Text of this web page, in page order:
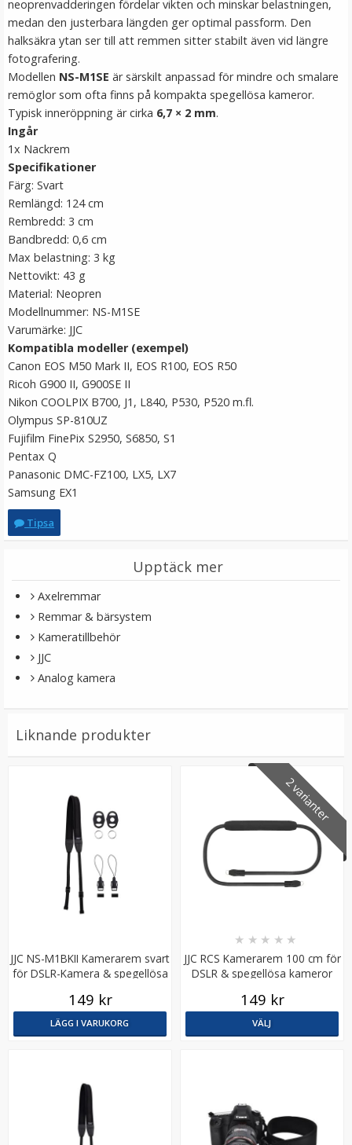
JJC Svart Kamerarem för tyngre Systemkameror
169 kr
JJC USB-driven dubbel batteriladdare för Panasonic
Puluz 20cm Vikbar octangle softbox för Speedlight
neoprenvadderingen fördelar vikten och minskar belastningen,
medan den justerbara längden ger optimal passform. Den
halksäkra ytan ser till att remmen sitter stabilt även vid längre
fotografering.
Modellen NS-M1SE är särskilt anpassad för mindre och smalare
remöglor som ofta finns på kompakta spegellösa kameror.
Typisk inneröppning är cirka 6,7 × 2 mm.
Ingår
1x Nackrem
Specifikationer
Färg: Svart
Remlängd: 124 cm
Rembredd: 3 cm
Bandbredd: 0,6 cm
Max belastning: 3 kg
Nettovikt: 43 g
Material: Neopren
Modellnummer: NS-M1SE
Varumärke: JJC
Kompatibla modeller (exempel)
Canon EOS M50 Mark II, EOS R100, EOS R50
Ricoh G900 II, G900SE II
Nikon COOLPIX B700, J1, L840, P530, P520 m.fl.
Olympus SP-810UZ
Fujifilm FinePix S2950, S6850, S1
Pentax Q
Panasonic DMC-FZ100, LX5, LX7
Samsung EX1
Tipsa
Upptäck mer
Axelremmar
Remmar & bärsystem
Kameratillbehör
JJC
Analog kamera
Liknande produkter
JJC NS-M1BKII Kamerarem svart
för DSLR-Kamera & spegellösa
149 kr
LÄGG I VARUKORG
2 varianter
JJC RCS Kamerarem 100 cm för
DSLR & spegellösa kameror
★ ★ ★ ★ ★
149 kr
VÄLJ